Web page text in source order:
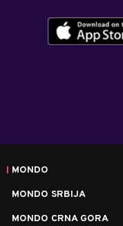
MONDO
MONDO SRBIJA
MONDO CRNA GORA